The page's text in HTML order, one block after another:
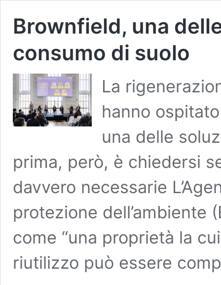
Brownfield, una
consumo di suolo
La
hanno
una delle
prima, però, è chiedersi
davvero necessarie
protezione dell’ambiente
come “una proprietà la
riutilizzo può essere